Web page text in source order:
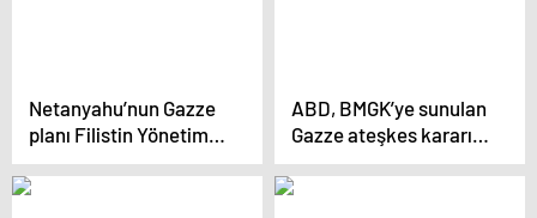
Netanyahu’nun Gazze
planı Filistin Yönetimi
tarafından
başarısızlıkla
ABD, BMGK’ye sunulan
Gazze ateşkes kararını
veto etti